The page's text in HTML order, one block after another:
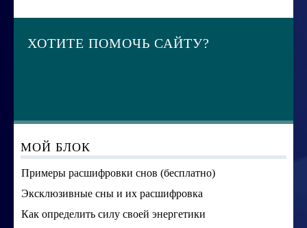
ХОТИТЕ ПОМОЧЬ САЙТУ?
МОЙ БЛОК
Примеры расшифровки снов (бесплатно)
Эксклюзивные сны и их расшифровка
Как определить силу своей энергетики